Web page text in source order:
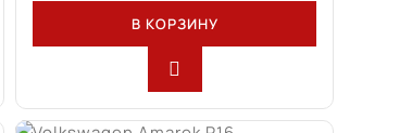
В КОРЗИНУ